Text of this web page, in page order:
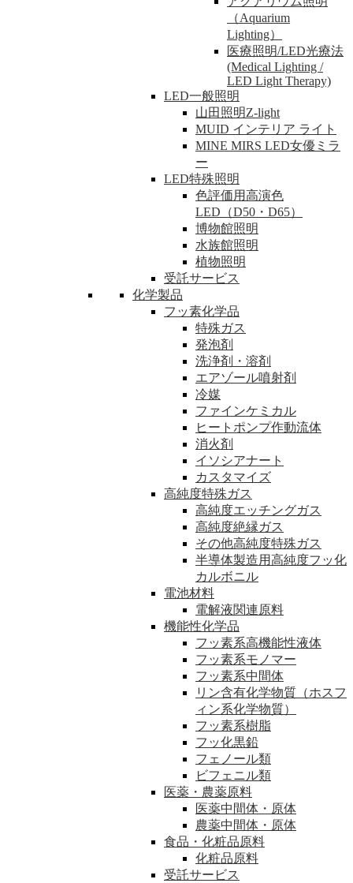
（Aquarium
Lighting）
医療照明/LED光療法
(Medical Lighting /
LED Light Therapy)
LED一般照明
山田照明Z-light
MUID インテリア ライト
MINE MIRS LED女優ミラ
ー
LED特殊照明
色評価用高演色
LED（D50・D65）
博物館照明
水族館照明
植物照明
受託サービス
化学製品
フッ素化学品
特殊ガス
発泡剤
洗浄剤・溶剤
エアゾール噴射剤
冷媒
ファインケミカル
ヒートポンプ作動流体
消火剤
イソシアナート
カスタマイズ
高純度特殊ガス
高純度エッチングガス
高純度絶縁ガス
その他高純度特殊ガス
半導体製造用高純度フッ化
カルボニル
電池材料
電解液関連原料
機能性化学品
フッ素系高機能性液体
フッ素系モノマー
フッ素系中間体
リン含有化学物質（ホスフ
ィン系化学物質）
フッ素系樹脂
フッ化黒鉛
フェノール類
ビフェニル類
医薬・農薬原料
医薬中間体・原体
農薬中間体・原体
食品・化粧品原料
化粧品原料
受託サービス